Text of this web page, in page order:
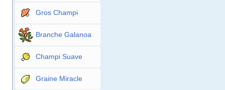
Gros Champi
Branche Galanoa
Champi Suave
Graine Miracle